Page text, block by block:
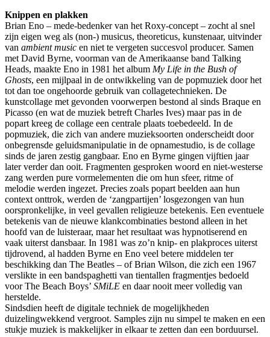
Knippen en plakken
Brian Eno – mede-bedenker van het Roxy-concept – zocht al snel
zijn eigen weg als (non-) musicus, theoreticus, kunstenaar, uitvinder
van ambient music en niet te vergeten succesvol producer. Samen
met David Byrne, voorman van de Amerikaanse band Talking
Heads, maakte Eno in 1981 het album My Life in the Bush of
Ghosts, een mijlpaal in de ontwikkeling van de popmuziek door het
tot dan toe ongehoorde gebruik van collagetechnieken. De
kunstcollage met gevonden voorwerpen bestond al sinds Braque en
Picasso (en wat de muziek betreft Charles Ives) maar pas in de
popart kreeg de collage een centrale plaats toebedeeld. In de
popmuziek, die zich van andere muzieksoorten onderscheidt door
onbegrensde geluidsmanipulatie in de opnamestudio, is de collage
sinds de jaren zestig gangbaar. Eno en Byrne gingen vijftien jaar
later verder dan ooit. Fragmenten gesproken woord en niet-westerse
zang werden pure vormelementen die om hun sfeer, ritme of
melodie werden ingezet. Precies zoals popart beelden aan hun
context onttrok, werden de ‘zangpartijen’ losgezongen van hun
oorspronkelijke, in veel gevallen religieuze betekenis. Een eventuele
betekenis van de nieuwe klankcombinaties bestond alleen in het
hoofd van de luisteraar, maar het resultaat was hypnotiserend en
vaak uiterst dansbaar. In 1981 was zo’n knip- en plakproces uiterst
tijdrovend, al hadden Byrne en Eno veel betere middelen ter
beschikking dan The Beatles – of Brian Wilson, die zich een 1967
verslikte in een bandspaghetti van tientallen fragmentjes bedoeld
voor The Beach Boys’ SMiLE en daar nooit meer volledig van
herstelde.
Sindsdien heeft de digitale techniek de mogelijkheden
duizelingwekkend vergroot. Samples zijn nu simpel te maken en een
stukje muziek is makkelijker in elkaar te zetten dan een borduursel.